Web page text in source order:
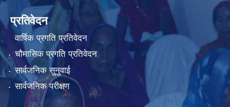
प्रतिवेदन
वार्षिक प्रगति प्रतिवेदन
चौमासिक प्रगति प्रतिवेदन
सार्वजनिक सुनुवाई
सार्वजनिक परीक्षण